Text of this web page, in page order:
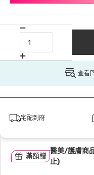
查看
宅配到府
滿額贈
醫美/護膚商
止)